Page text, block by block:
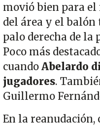
movió bien para el
del área y el
palo derecha de
Poco más
cuandoAbelardo
jugadores.
Guillermo
En la reanudación,